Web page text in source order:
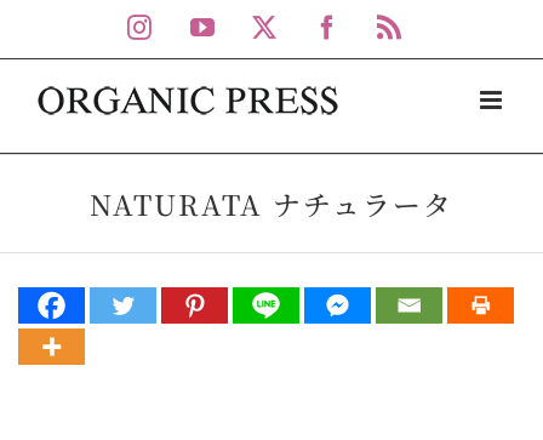
to
content
Instagram
YouTube Facebook
NATURATA ナチュラータ